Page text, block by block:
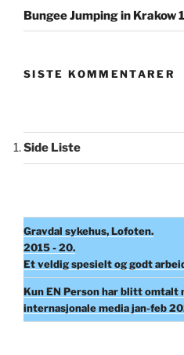
Bungee Jumping in Krakow
SISTE KOMMENTARER
Side Liste
Gravdal sykehus, Lofoten.
2015 - 20.
Et veldig spesielt og godt
Kun EN Person har blitt omtalt
internasjonale media jan-feb